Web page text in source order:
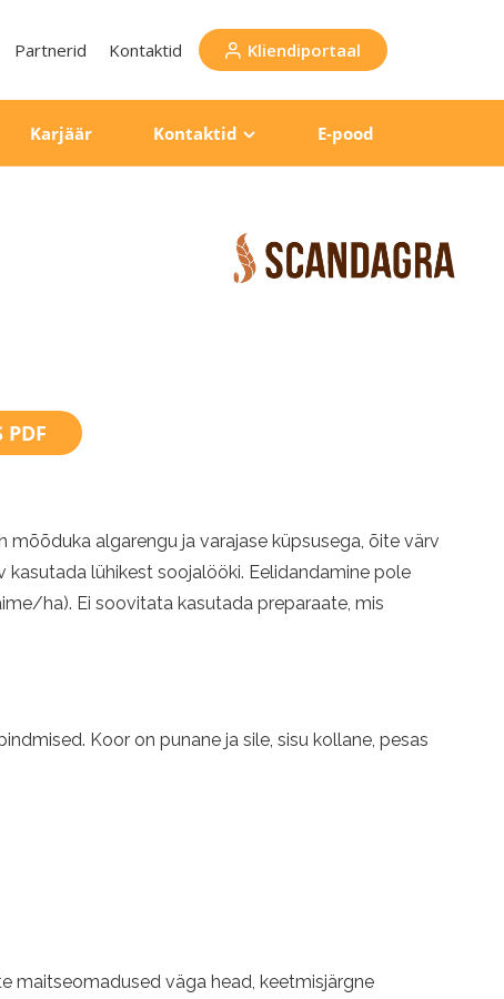
Partnerid Kontaktid Kliendiportaal
Karjäär Kontaktid E-pood
PDF
algarengu ja varajase küpsusega, õite värv
lühikest soojalööki. Eelidandamine pole
ha). Ei soovitata kasutada preparaate, mis
Koor on punane ja sile, sisu kollane, pesas
maitseomadused väga head, keetmisjärgne